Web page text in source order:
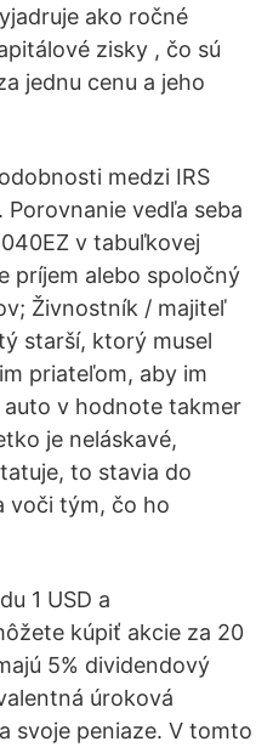
ako ročné
zisky , čo sú
jednu cenu a jeho
medzi IRS
Porovnanie vedľa seba
v tabuľkovej
príjem alebo spoločný
Živnostník / majiteľ
starší, ktorý musel
priateľom, aby im
auto v hodnote takmer
je neláskavé,
to stavia do
voči tým, čo ho
1 USD a
kúpiť akcie za 20
5% dividendový
úroková
svoje peniaze. V tomto